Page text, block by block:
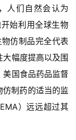
人们自然会认为
始利用全球生物
仿制品完全代表
幅度提高以及围
国食品药品监督
仿制药的适当的监
）远远超过其